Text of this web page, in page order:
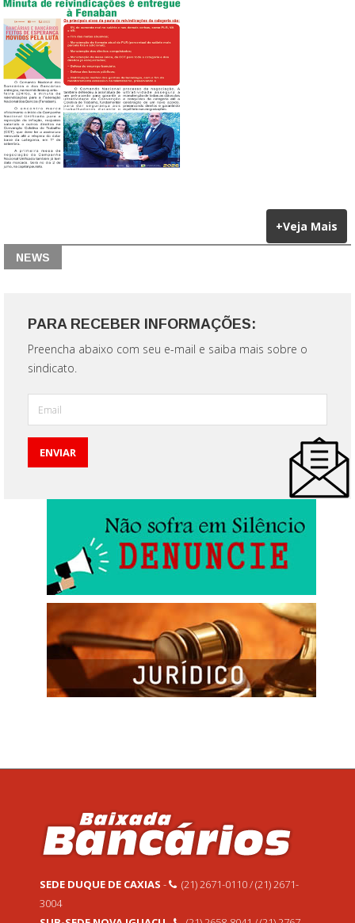
+Veja Mais
NEWS
PARA RECEBER INFORMAÇÕES:
Preencha abaixo com seu e-mail e saiba mais sobre o
sindicato.
SEDE DUQUE DE CAXIAS -
(21) 2671-0110 / (21) 2671-
3004